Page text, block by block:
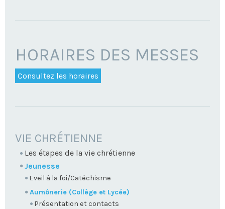
HORAIRES DES MESSES
Consultez les horaires
NAVIGATION
VIE CHRÉTIENNE
Les étapes de la vie chrétienne
Jeunesse
Eveil à la foi/Catéchisme
Aumônerie (Collège et Lycée)
Présentation et contacts